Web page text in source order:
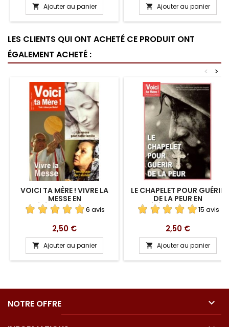
 Ajouter au panier  Ajouter au panier
LES CLIENTS QUI ONT ACHETÉ CE PRODUIT ONT
ÉGALEMENT ACHETÉ :
>
<
VOICI TA MÈRE ! VIVRE LA
MESSE EN
TÉLÉCHARGEMENT
6 avis
Prix
2,50 €
 Ajouter au panier
LE CHAPELET POUR GUÉRIR
DE LA PEUR EN
TÉLÉCHARGEMENT
15 avis
Prix
2,50 €
 Ajouter au panier
NOTRE OFFRE 